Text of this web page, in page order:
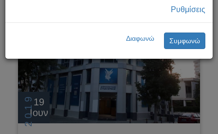
201919
Ιουν
Ρυθμίσεις
Διαφωνώ Συμφωνώ